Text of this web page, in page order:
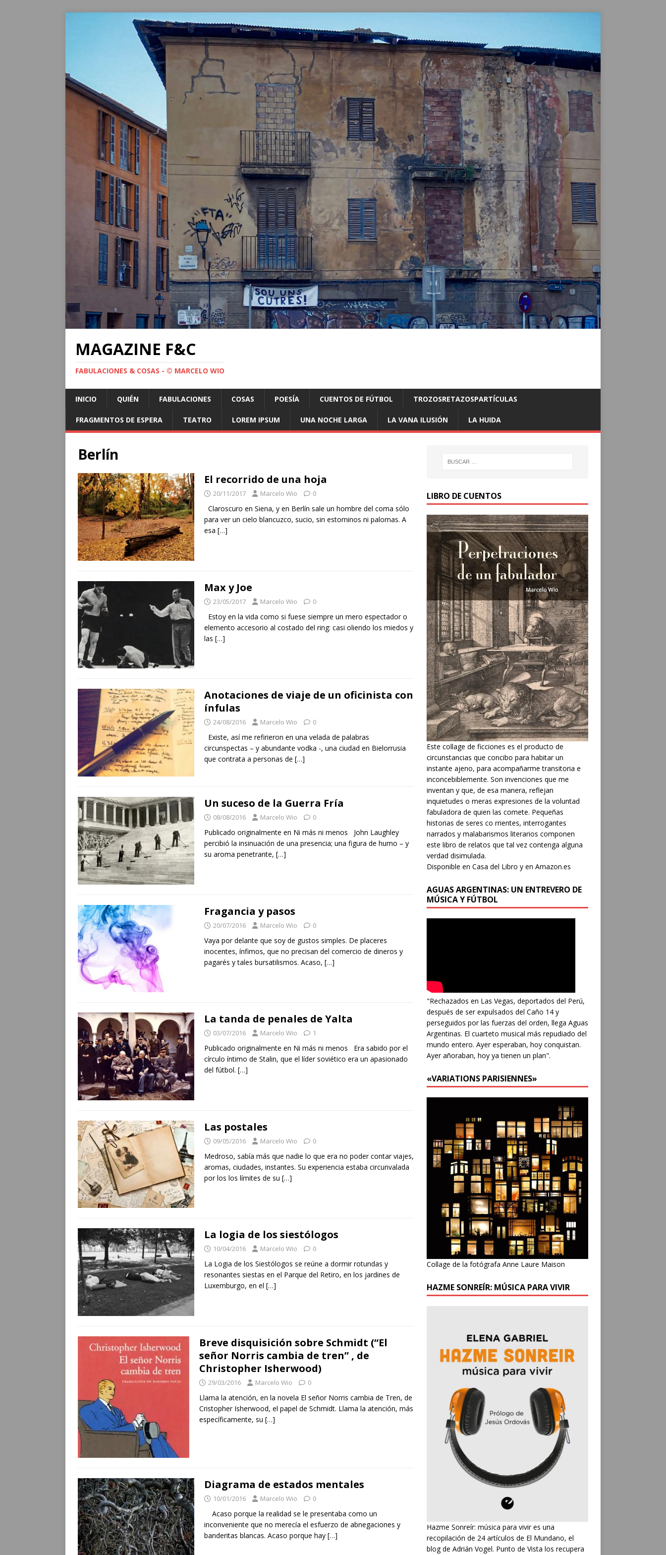
MAGAZINE F&C
FABULACIONES & COSAS - © MARCELO WIO
INICIO QUIÉN FABULACIONES COSAS POESÍA CUENTOS DE FÚTBOL TROZOSRETAZOSPARTÍCULAS
FRAGMENTOS DE ESPERA TEATRO LOREM IPSUM UNA NOCHE LARGA LA VANA ILUSIÓN LA HUIDA
Berlín
El recorrido de una hoja
20/11/2017 Marcelo Wio 0
Claroscuro en Siena, y en Berlín sale un hombre del coma sólo
para ver un cielo blancuzco, sucio, sin estorninos ni palomas. A
esa […]
Max y Joe
23/05/2017 Marcelo Wio 0
Estoy en la vida como si fuese siempre un mero espectador o
elemento accesorio al costado del ring: casi oliendo los miedos y
las […]
Anotaciones de viaje de un oficinista con
ínfulas
24/08/2016 Marcelo Wio 0
Existe, así me refirieron en una velada de palabras
circunspectas – y abundante vodka -, una ciudad en Bielorrusia
que contrata a personas de […]
Un suceso de la Guerra Fría
08/08/2016 Marcelo Wio 0
Publicado originalmente en Ni más ni menos John Laughley
percibió la insinuación de una presencia; una figura de humo – y
su aroma penetrante, […]
Fragancia y pasos
20/07/2016 Marcelo Wio 0
Vaya por delante que soy de gustos simples. De placeres
inocentes, ínfimos, que no precisan del comercio de dineros y
pagarés y tales bursatilismos. Acaso, […]
La tanda de penales de Yalta
03/07/2016 Marcelo Wio 1
Publicado originalmente en Ni más ni menos Era sabido por el
círculo íntimo de Stalin, que el líder soviético era un apasionado
del fútbol. […]
Las postales
09/05/2016 Marcelo Wio 0
Medroso, sabía más que nadie lo que era no poder contar viajes,
aromas, ciudades, instantes. Su experiencia estaba circunvalada
por los los límites de su […]
La logia de los siestólogos
10/04/2016 Marcelo Wio 0
La Logia de los Siestólogos se reúne a dormir rotundas y
resonantes siestas en el Parque del Retiro, en los jardines de
Luxemburgo, en el […]
Breve disquisición sobre Schmidt (“El
señor Norris cambia de tren” , de
Christopher Isherwood)
29/03/2016 Marcelo Wio 0
Llama la atención, en la novela El señor Norris cambia de Tren, de
Cristopher Isherwood, el papel de Schmidt. Llama la atención, más
específicamente, su […]
Diagrama de estados mentales
10/01/2016 Marcelo Wio 0
Acaso porque la realidad se le presentaba como un
inconveniente que no merecía el esfuerzo de abnegaciones y
banderitas blancas. Acaso porque hay […]
LIBRO DE CUENTOS
Este collage de ficciones es el producto de
circunstancias que concibo para habitar un
instante ajeno, para acompañarme transitoria e
inconcebiblemente. Son invenciones que me
inventan y que, de esa manera, reflejan
inquietudes o meras expresiones de la voluntad
fabuladora de quien las comete. Pequeñas
historias de seres co rrientes, interrogantes
narrados y malabarismos literarios componen
este libro de relatos que tal vez contenga alguna
verdad disimulada.
Disponible en Casa del Libro y en Amazon.es
AGUAS ARGENTINAS: UN ENTREVERO DE
MÚSICA Y FÚTBOL
"Rechazados en Las Vegas, deportados del Perú,
después de ser expulsados del Caño 14 y
perseguidos por las fuerzas del orden, llega Aguas
Argentinas. El cuarteto musical más repudiado del
mundo entero. Ayer esperaban, hoy conquistan.
Ayer añoraban, hoy ya tienen un plan".
«VARIATIONS PARISIENNES»
Collage de la fotógrafa Anne Laure Maison
HAZME SONREÍR: MÚSICA PARA VIVIR
Hazme Sonreír: música para vivir es una
recopilación de 24 artículos de El Mundano, el
blog de Adrián Vogel. Punto de Vista los recupera